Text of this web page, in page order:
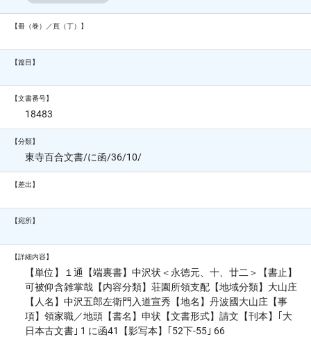
【冊（巻）／頁（丁）】
【篇目】
【文書番号】
18483
【分類】
東寺百合文書/に函/36/10/
【差出】
【宛所】
【詳細内容】
【単位】１通【端裏書】中沢状＜永徳元、十、廿二＞【書止】
可被仰含雑掌哉【内容分類】荘園所領支配【地域分類】大山庄
【人名】中沢五郎左衛門入道宣秀【地名】丹波國大山庄【事
項】領家職／地頭【書名】申状【文書形式】請文【刊本】｢大
日本古文書｣ 1 に函41【影写本】｢52下-55｣ 66